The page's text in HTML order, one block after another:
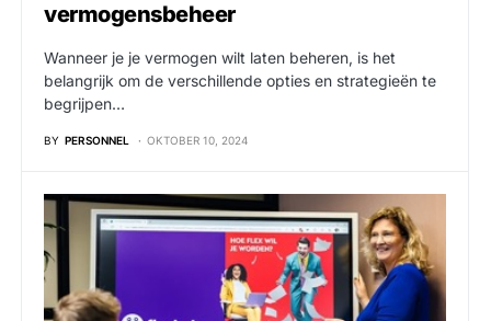
vermogensbeheer
Wanneer je je vermogen wilt laten beheren, is het
belangrijk om de verschillende opties en strategieën te
begrijpen…
BY PERSONNEL OKTOBER 10, 2024